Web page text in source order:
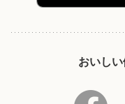
おいし